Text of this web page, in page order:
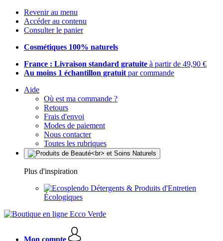
Revenir au menu
Accéder au contenu
Consulter le panier
Cosmétiques 100% naturels
France : Livraison standard gratuite à partir de 49,90 €
Au moins 1 échantillon gratuit par commande
Aide
Où est ma commande ?
Retours
Frais d'envoi
Modes de paiement
Nous contacter
Toutes les rubriques
Plus d'inspiration
Détergents & Produits d'Entretien
Écologiques
Mon compte